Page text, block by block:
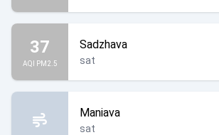
37
AQI PM2.5
Sadzhava
sat
Maniava
sat